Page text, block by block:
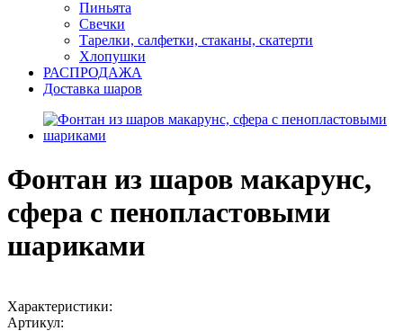
Пиньята
Свечки
Тарелки, салфетки, стаканы, скатерти
Хлопушки
РАСПРОДАЖА
Доставка шаров
Фонтан из шаров макарунс,
сфера с пенопластовыми
шариками
Характеристики:
Артикул: